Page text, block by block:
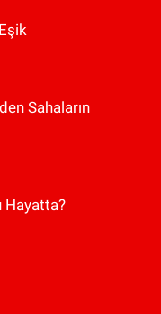
Sahaların
Hayatta?